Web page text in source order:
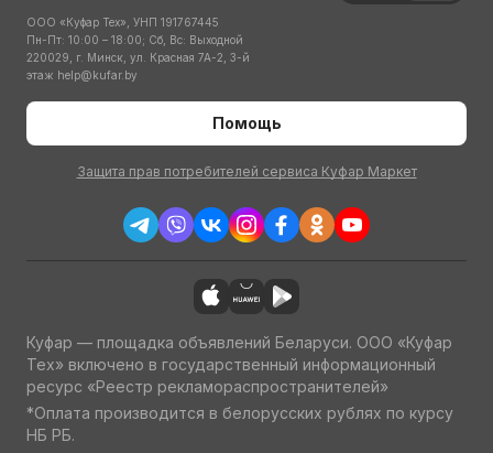
ООО «Куфар Тех», УНП 191767445
Пн-Пт: 10:00 – 18:00; Сб, Вс: Выходной
220029, г. Минск, ул. Красная 7А-2, 3-й
этаж help@kufar.by
Помощь
Защита прав потребителей сервиса Куфар Маркет
Куфар — площадка объявлений Беларуси. ООО «Куфар
Тех» включено в государственный информационный
ресурс «Реестр рекламораспространителей»
*Оплата производится в белорусских рублях по курсу
НБ РБ.